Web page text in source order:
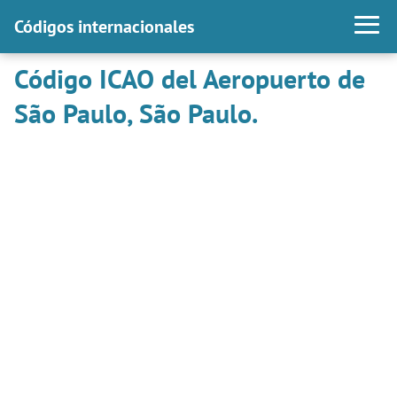
Códigos internacionales
Código ICAO del Aeropuerto de
São Paulo, São Paulo.